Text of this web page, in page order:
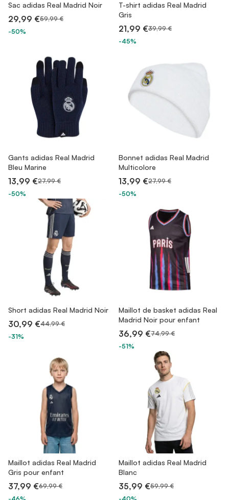
Sac adidas Real Madrid Noir
29,99 €59,99 €
-50%
T-shirt adidas Real Madrid
Gris
21,99 €39,99 €
-45%
Gants adidas Real Madrid
Bleu Marine
13,99 €27,99 €
-50%
Bonnet adidas Real Madrid
Multicolore
13,99 €27,99 €
-50%
Short adidas Real Madrid Noir
30,99 €44,99 €
-31%
Maillot de basket adidas Real
Madrid Noir pour enfant
36,99 €74,99 €
-51%
Maillot adidas Real Madrid
Gris pour enfant
37,99 €69,99 €
Maillot adidas Real Madrid
Blanc
35,99 €59,99 €